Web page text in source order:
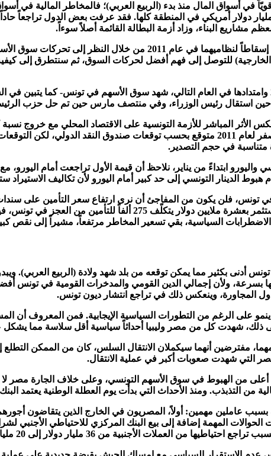
في أسواق المال منذ بدء (الربيع العربي)؛ فالمخاطر المالية في
التفكير السياسية (جيوبوليسيتي)، بـ 56 مليار دولار أمريكي في المنطقة كلها. فقد
مشاريع البناء، وزاد أزمة البطالة القائمة أصلاً سوءاً.
يحلل هذا المقال دولتين، هما مصر وتونس، شهدتا إسقاطاً
للتوصل إلى فهم أفضل لحركات السوق، ثم سنتطرق إلى كيفية
استقال رئيس الوزراء، وفي منتصف مارس حين تم حل حزب الرئيس
المباشر للأزمة التونسية على الاقتصاد المحلي مع خروج نسبة
والتصدير ونسبة نمو إجمالي ناتج محلي يقارب الصفر لعام 2011 متوقع بحسب
واليورو ابتداءً من يناير، نلاحظ أن قيمة الأول تراجعت أمام
هبوط الدينار التونسي إلى حد كبير أمام اليورو لأن تكاليف
في تونس، فلن يكون من المفاجئ أن نرى ارتفاع سعر التأمين على
السياسية، بقي تسعير المخاطر مرتفعاً، مشيراً إلى نقص
تونس أدنى بكثير مما يمكن توقعه من بلد شهد ولادة (الربيع العربي).
بسرعة، ولأن إجمالي الدين القومي والمدخرات القومية في
المجاورة، وينعكس ذلك في تراجع انتشار ديون تونس.
ينمو على الرغم من التطورات السياسية الإيجابية. فمن المعروف أن
إلى ذلك، شهدت كل من مصر وليبيا أحداثاً سياسية أقل سلاسة مما
التي شهدت صعوبات أكبر في عملية الانتقال.
من الهبوط في سوق الأسهم التونسي، وعلى خلاف الجارة مصر
بسبب عاملين مهمين: أولاً، المصريون في الخارج الذين يتقاضون
المهمة إضافة إلى بيع البنك المركزي للاحتياطي الأجنبي
دولار إلى 20 ملياراً بحلول نهاية العام الماضي والبداية الجديدة لأجل تدفق الحوالات.